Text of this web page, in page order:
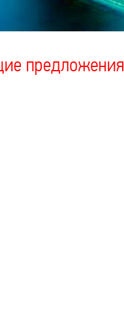
предложения